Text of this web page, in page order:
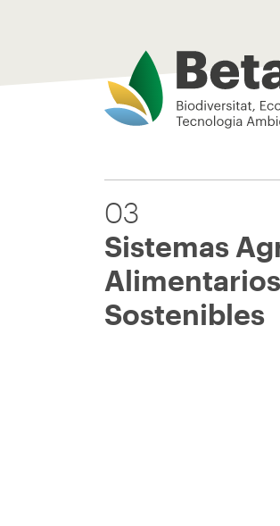
Beta Tech Center
03
Sistemas
Alimentarios
Sostenibles